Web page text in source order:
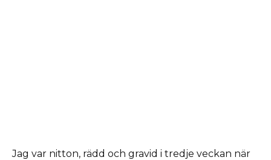
Jag var nitton, rädd och gravid i tredje veckan när